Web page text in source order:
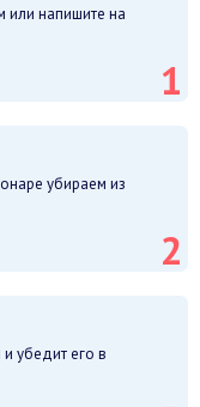
или напишите на
убираем из
убедит его в